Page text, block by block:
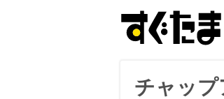
チャップ